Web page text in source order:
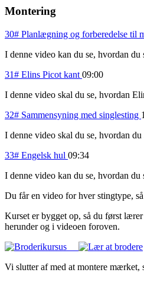
Montering
30# Planlægning og forberedelse til
I denne video kan du se, hvordan
31# Elins Picot kant 09:00
I denne video skal du se, hvordan
32# Sammensyning med singlesting
I denne video skal du se, hvordan
33# Engelsk hul 09:34
I denne video kan du se, hvordan
Du får en video for hver stingtype,
Kurset er bygget op, så du først
herunder og i videoen foroven.
Vi slutter af med at montere mærket,